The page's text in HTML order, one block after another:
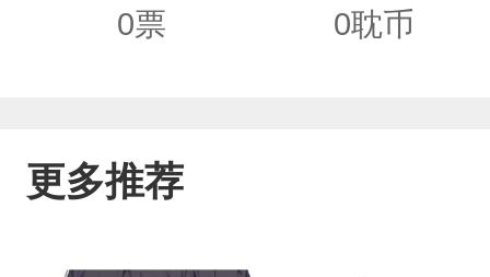
0票 0耽币
更多推荐